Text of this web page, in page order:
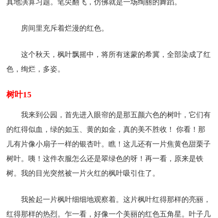
真地演算习题。笔尖翻飞，仿佛就是一场绚丽的舞蹈。
房间里充斥着烂漫的红色。
这个秋天，枫叶飘摇中，将所有迷蒙的希冀，全部染成了红
色，绚烂，多姿。
树叶15
我来到公园，首先进入眼帘的是那五颜六色的树叶，它们有
的红得似血，绿的如玉、黄的如金，真的美不胜收！ 你看！那
儿有片像小扇子一样的银杏叶。瞧！这儿还有一片焦黄色甜栗子
树叶。咦！这件衣服怎么还是翠绿色的呀！再一看，原来是铁
树。我的目光突然被一片火红的枫叶吸引住了。
我捡起一片枫叶细细地观察着。这片枫叶红得那样的亮丽，
红得那样的热烈。乍一看，好像一个美丽的红色五角星。叶子几